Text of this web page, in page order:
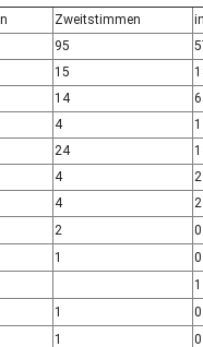
Zweitstimmen
95
15
14
6
4
1
24
4
2
4
2
2
0
1
0
1
1
0
1
0